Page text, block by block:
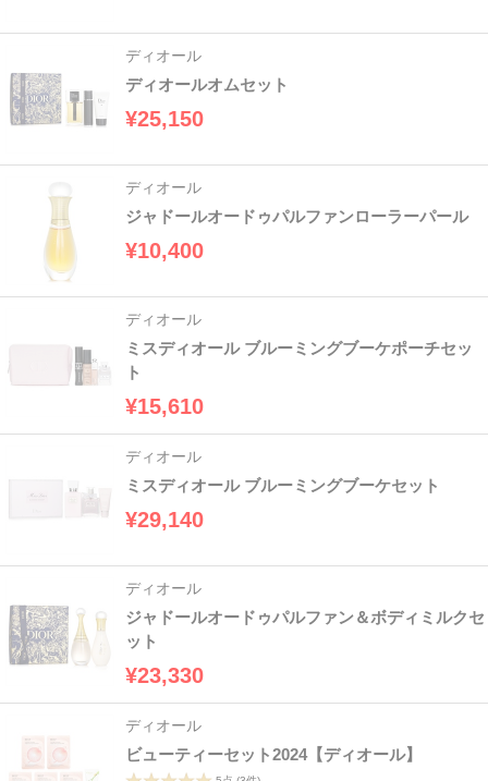
ディオール
ディオールオムセット
¥25,150
ディオール
ジャドールオードゥパルファンローラーパール
¥10,400
ディオール
ミスディオール ブルーミングブーケポーチセッ
ト
¥15,610
ディオール
ミスディオール ブルーミングブーケセット
¥29,140
ディオール
ジャドールオードゥパルファン＆ボディミルクセ
ット
¥23,330
ディオール
ビューティーセット2024【ディオール】